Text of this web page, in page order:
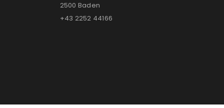
2500 Baden
+43 2252 44166